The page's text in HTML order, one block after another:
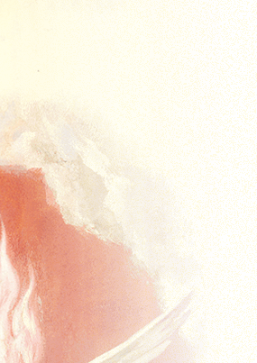
Acasa
Missal
Missal Duminical
Advent